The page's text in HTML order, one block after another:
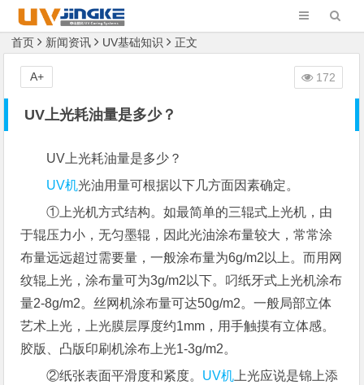
首页 新闻资讯 UV基础知识 正文
UV上光耗油量是多少？
UV上光耗油量是多少？
UV机光油用量可根据以下几方面因素确定。
①上光机方式结构。如最简单的三辊式上光机，由
于辊压力小，无匀墨辊，因此光油涂布量较大，常常涂
布量远远超过需要量，一般涂布量为6g/m2以上。而用网
纹辊上光，涂布量可为3g/m2以下。叼纸牙式上光机涂布
量2-8g/m2。丝网机涂布量可达50g/m2。一般局部立体
艺术上光，上光膜层厚度约1mm，用手触摸有立体感。
胶版、凸版印刷机涂布上光1-3g/m2。
②纸张表面平滑度和紧度。 UV机 上光应说是锦上添
172
A+